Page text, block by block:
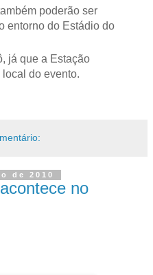
poderão ser
entorno do Estádio do
já que a Estação
do evento.
de 2010
no